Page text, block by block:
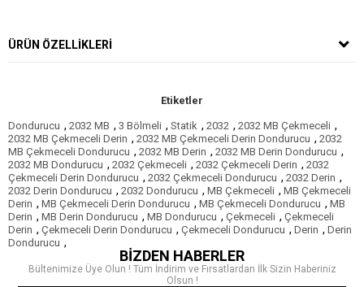
ÜRÜN ÖZELLIKLERI
Etiketler
Dondurucu , 2032 MB , 3 Bölmeli , Statik , 2032 , 2032 MB Çekmeceli ,
2032 MB Çekmeceli Derin , 2032 MB Çekmeceli Derin Dondurucu , 2032
MB Çekmeceli Dondurucu , 2032 MB Derin , 2032 MB Derin Dondurucu ,
2032 MB Dondurucu , 2032 Çekmeceli , 2032 Çekmeceli Derin , 2032
Çekmeceli Derin Dondurucu , 2032 Çekmeceli Dondurucu , 2032 Derin ,
2032 Derin Dondurucu , 2032 Dondurucu , MB Çekmeceli , MB Çekmeceli
Derin , MB Çekmeceli Derin Dondurucu , MB Çekmeceli Dondurucu , MB
Derin , MB Derin Dondurucu , MB Dondurucu , Çekmeceli , Çekmeceli
Derin , Çekmeceli Derin Dondurucu , Çekmeceli Dondurucu , Derin , Derin
Dondurucu ,
BİZDEN HABERLER
Bültenimize Üye Olun ! Tüm İndirim ve Fırsatlardan İlk Sizin Haberiniz
Olsun !